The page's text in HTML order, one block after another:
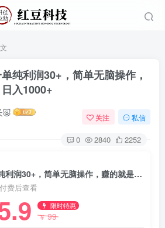
纯利润30+，简单无脑操作，
入1000+
🐷 关注 私信
0 2840 2252
中间商赚差价，一单纯利润30+，简单无脑操作，赚的就是信息差，日入1000+
费后查看
限时特惠
￥99